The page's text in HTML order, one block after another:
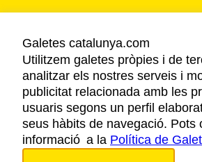
AVÍS LEGAL
POLÍTICA DE
COOKIES
ACCESSIBILITAT
Galetes catalunya.com
Utilitzem galetes pròpies i de
analitzar els nostres serveis i
publicitat relacionada amb les
usuaris segons un perfil
seus hàbits de navegació. Pots
informació a la Política de